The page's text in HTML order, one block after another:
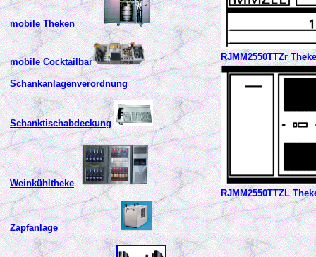
mobile Theken
mobile Cocktailbar
Schankanlagenverordnung
Schanktischabdeckung
Weinkühltheke
Zapfanlage
RJMM2550TTZr
RJMM2550TTZL